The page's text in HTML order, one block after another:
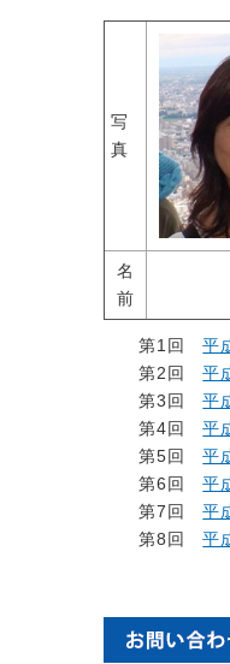
写
真
名
前
第1回平
第2回平
第3回平
第4回平
第5回平
第6回平
第7回平
第8回平